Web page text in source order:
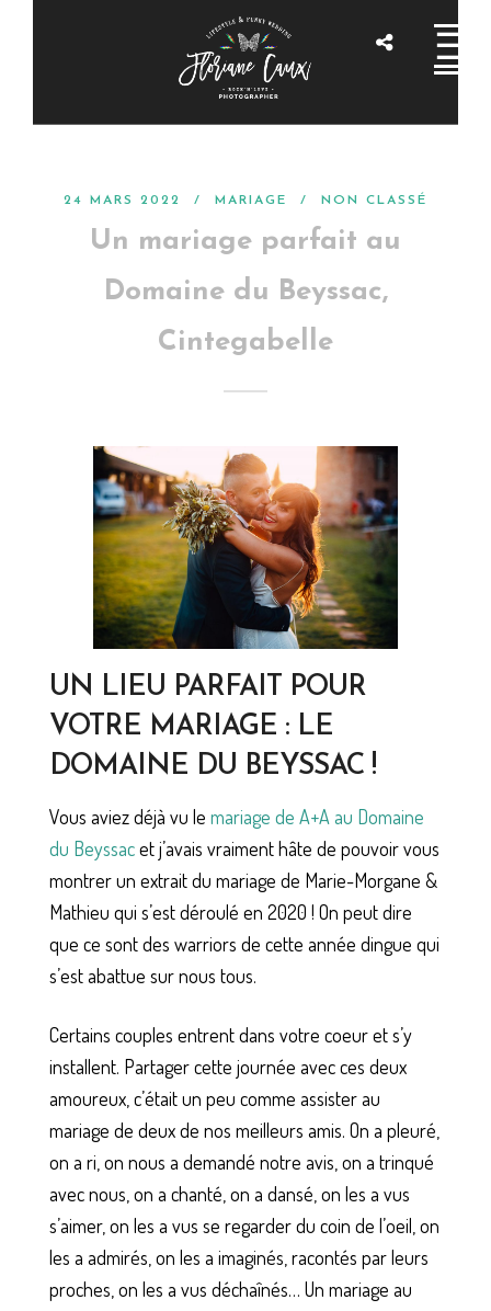
24 MARS 2022 / MARIAGE / NON CLASSÉ
Un mariage parfait au
Domaine du Beyssac,
Cintegabelle
UN LIEU PARFAIT POUR
VOTRE MARIAGE : LE
DOMAINE DU BEYSSAC !
Vous aviez déjà vu le mariage de A+A au Domaine
du Beyssacet j’avais vraiment hâte de pouvoir vous
montrer un extrait du mariage de Marie-Morgane &
Mathieu qui s’est déroulé en 2020 ! On peut dire
que ce sont des warriors de cette année dingue qui
s’est abattue sur nous tous.
Certains couples entrent dans votre coeur et s’y
installent. Partager cette journée avec ces deux
amoureux, c’était un peu comme assister au
mariage de deux de nos meilleurs amis. On a pleuré,
on a ri, on nous a demandé notre avis, on a trinqué
avec nous, on a chanté, on a dansé, on les a vus
s’aimer, on les a vus se regarder du coin de l’oeil, on
les a admirés, on les a imaginés, racontés par leurs
proches, on les a vus déchaînés… Un mariage au